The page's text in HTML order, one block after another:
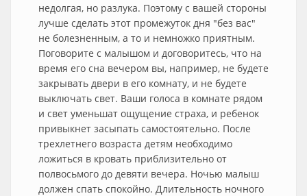
недолгая, но разлука. Поэтому с вашей стороны
лучше сделать этот промежуток дня "без вас"
не болезненным, а то и немножко приятным.
Поговорите с малышом и договоритесь, что на
время его сна вечером вы, например, не будете
закрывать двери в его комнату, и не будете
выключать свет. Ваши голоса в комнате рядом
и свет уменьшат ощущение страха, и ребенок
привыкнет засыпать самостоятельно. После
трехлетнего возраста детям необходимо
ложиться в кровать приблизительно от
полвосьмого до девяти вечера. Ночью малыш
должен спать спокойно. Длительность ночного